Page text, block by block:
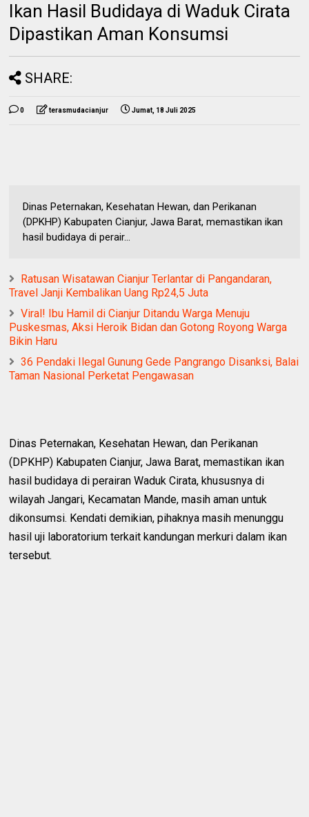
Ikan Hasil Budidaya di Waduk Cirata
Dipastikan Aman Konsumsi
SHARE:
0 terasmudacianjur Jumat, 18 Juli 2025
Dinas Peternakan, Kesehatan Hewan, dan Perikanan
(DPKHP) Kabupaten Cianjur, Jawa Barat, memastikan ikan
hasil budidaya di perair...
Ratusan Wisatawan Cianjur Terlantar di Pangandaran,
Travel Janji Kembalikan Uang Rp24,5 Juta
Viral! Ibu Hamil di Cianjur Ditandu Warga Menuju
Puskesmas, Aksi Heroik Bidan dan Gotong Royong Warga
Bikin Haru
36 Pendaki Ilegal Gunung Gede Pangrango Disanksi, Balai
Taman Nasional Perketat Pengawasan
Dinas Peternakan, Kesehatan Hewan, dan Perikanan
(DPKHP) Kabupaten Cianjur, Jawa Barat, memastikan ikan
hasil budidaya di perairan Waduk Cirata, khususnya di
wilayah Jangari, Kecamatan Mande, masih aman untuk
dikonsumsi. Kendati demikian, pihaknya masih menunggu
hasil uji laboratorium terkait kandungan merkuri dalam ikan
tersebut.